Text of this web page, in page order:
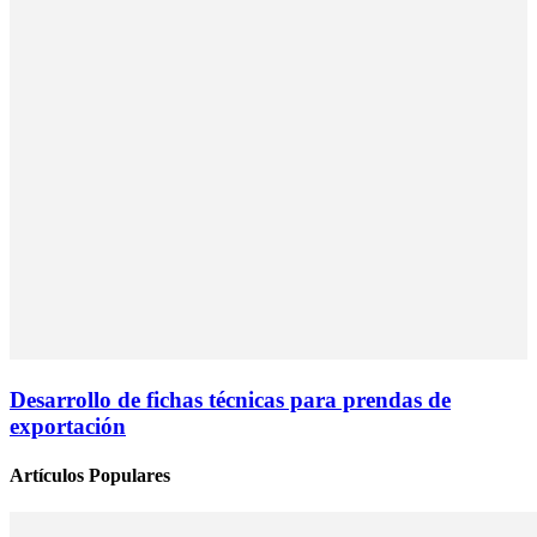
Desarrollo de fichas técnicas para prendas de
exportación
Artículos Populares